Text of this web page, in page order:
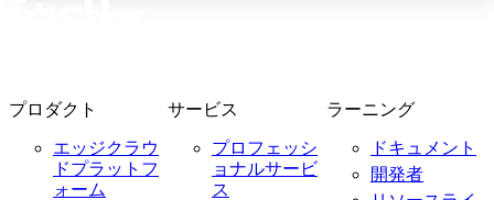
プロダクト
エッジクラウ
ドプラットフ
ォーム
サービス
プロフェッシ
ョナルサービ
ス
ラーニング
ドキュメント
開発者